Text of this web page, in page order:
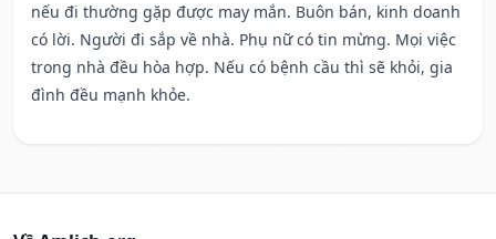
nếu đi thường gặp được may mắn. Buôn bán, kinh doanh
có lời. Người đi sắp về nhà. Phụ nữ có tin mừng. Mọi việc
trong nhà đều hòa hợp. Nếu có bệnh cầu thì sẽ khỏi, gia
đình đều mạnh khỏe.